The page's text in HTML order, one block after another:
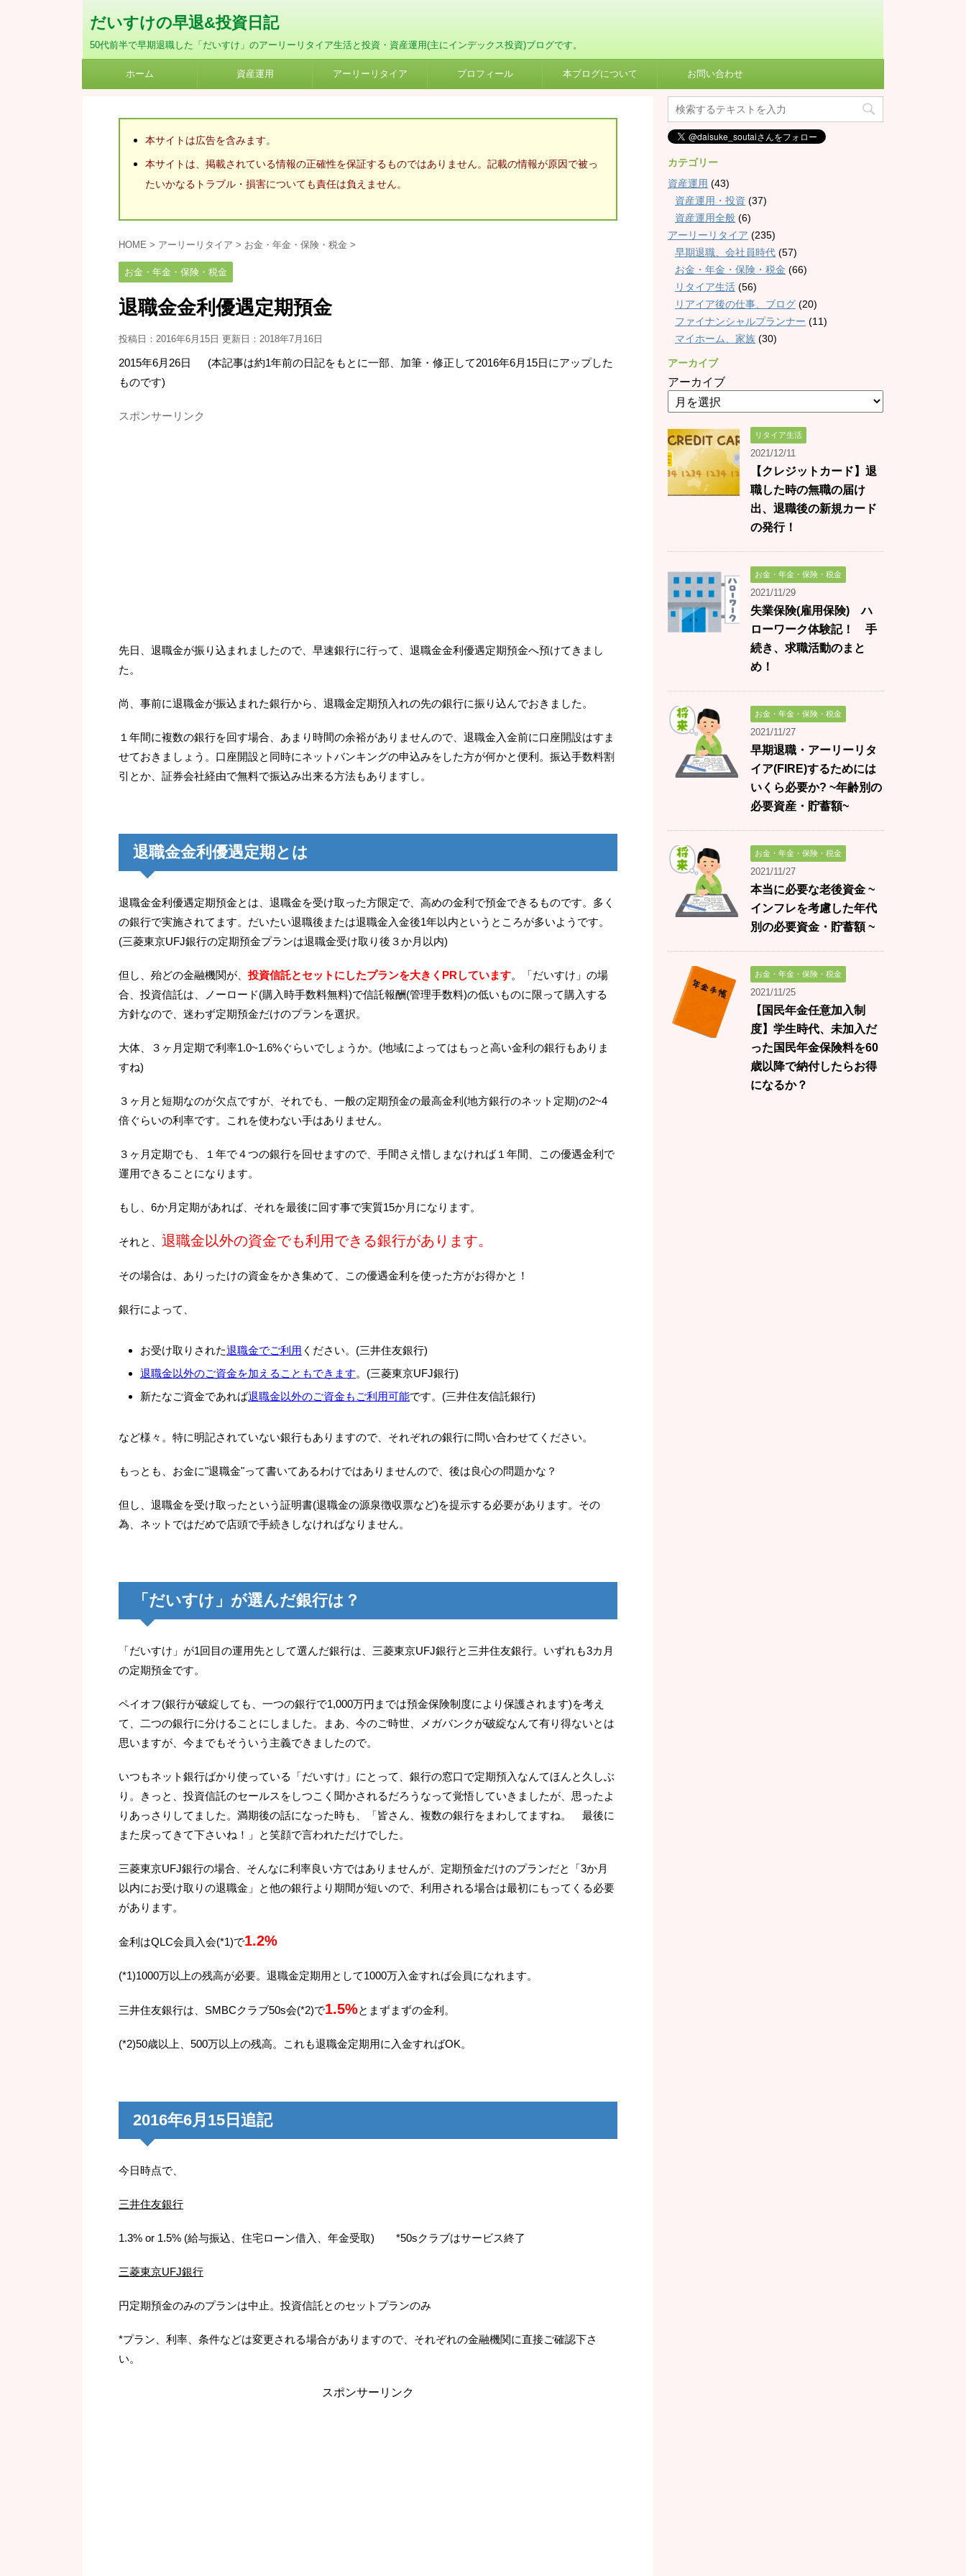
だいすけの早退&投資日記
50代前半で早期退職した「だいすけ」のアーリーリタイア生活と投資・資産運用(主にインデックス投資)ブログです。
ホーム 資産運用 アーリーリタイア プロフィール 本ブログについて お問い合わせ
本サイトは広告を含みます。
本サイトは、掲載されている情報の正確性を保証するものではありません。記載の情報が原因で被っ
たいかなるトラブル・損害についても責任は負えません。
HOME > アーリーリタイア > お金・年金・保険・税金 >
お金・年金・保険・税金
退職金金利優遇定期預金
投稿日：2016年6月15日 更新日： 2018年7月16日
2015年6月26日 (本記事は約1年前の日記をもとに一部、加筆・修正して2016年6月15日にアップした
ものです)
スポンサーリンク
先日、退職金が振り込まれましたので、早速銀行に行って、退職金金利優遇定期預金へ預けてきまし
た。
尚、事前に退職金が振込まれた銀行から、退職金定期預入れの先の銀行に振り込んでおきました。
１年間に複数の銀行を回す場合、あまり時間の余裕がありませんので、退職金入金前に口座開設はすま
せておきましょう。口座開設と同時にネットバンキングの申込みをした方が何かと便利。振込手数料割
引とか、証券会社経由で無料で振込み出来る方法もありますし。
退職金金利優遇定期とは
退職金金利優遇定期預金とは、退職金を受け取った方限定で、高めの金利で預金できるものです。多く
の銀行で実施されてます。だいたい退職後または退職金入金後1年以内というところが多いようです。
(三菱東京UFJ銀行の定期預金プランは退職金受け取り後３か月以内)
但し、殆どの金融機関が、 投資信託とセットにしたプランを大きくPRしています。「だいすけ」の場
合、投資信託は、ノーロード(購入時手数料無料)で信託報酬(管理手数料)の低いものに限って購入する
方針なので、迷わず定期預金だけのプランを選択。
大体、３ヶ月定期で利率1.0~1.6%ぐらいでしょうか。(地域によってはもっと高い金利の銀行もありま
すね)
３ヶ月と短期なのが欠点ですが、それでも、一般の定期預金の最高金利(地方銀行のネット定期)の2~4
倍ぐらいの利率です。これを使わない手はありません。
３ヶ月定期でも、１年で４つの銀行を回せますので、手間さえ惜しまなければ１年間、この優遇金利で
運用できることになります。
もし、6か月定期があれば、それを最後に回す事で実質15か月になります。
それと、 退職金以外の資金でも利用できる銀行があります。
その場合は、ありったけの資金をかき集めて、この優遇金利を使った方がお得かと！
銀行によって、
お受け取りされた退職金でご利用 ください。(三井住友銀行)
退職金以外のご資金を加えることもできます。(三菱東京UFJ銀行)
新たなご資金であれば退職金以外のご資金もご利用可能です。(三井住友信託銀行)
など様々。特に明記されていない銀行もありますので、それぞれの銀行に問い合わせてください。
もっとも、お金に"退職金"って書いてあるわけではありませんので、後は良心の問題かな？
但し、退職金を受け取ったという証明書(退職金の源泉徴収票など)を提示する必要があります。その
為、ネットではだめで店頭で手続きしなければなりません。
「だいすけ」が選んだ銀行は？
「だいすけ」が1回目の運用先として選んだ銀行は、三菱東京UFJ銀行と三井住友銀行。いずれも3カ月
の定期預金です。
ペイオフ(銀行が破綻しても、一つの銀行で1,000万円までは預金保険制度により保護されます)を考え
て、二つの銀行に分けることにしました。まあ、今のご時世、メガバンクが破綻なんて有り得ないとは
思いますが、今までもそういう主義できましたので。
いつもネット銀行ばかり使っている「だいすけ」にとって、銀行の窓口で定期預入なんてほんと久しぶ
り。きっと、投資信託のセールスをしつこく聞かされるだろうなって覚悟していきましたが、思ったよ
りあっさりしてました。満期後の話になった時も、「皆さん、複数の銀行をまわしてますね。 最後に
また戻ってきて下さいね！」と笑顔で言われただけでした。
三菱東京UFJ銀行の場合、そんなに利率良い方ではありませんが、定期預金だけのプランだと「3か月
以内にお受け取りの退職金」と他の銀行より期間が短いので、利用される場合は最初にもってくる必要
があります。
金利はQLC会員入会(*1)で1.2%
(*1)1000万以上の残高が必要。退職金定期用として1000万入金すれば会員になれます。
三井住友銀行は、SMBCクラブ50s会(*2)で1.5%とまずまずの金利。
(*2)50歳以上、500万以上の残高。これも退職金定期用に入金すればOK。
2016年6月15日追記
今日時点で、
三井住友銀行
1.3% or 1.5% (給与振込、住宅ローン借入、年金受取) *50sクラブはサービス終了
三菱東京UFJ銀行
円定期預金のみのプランは中止。投資信託とのセットプランのみ
*プラン、利率、条件などは変更される場合がありますので、それぞれの金融機関に直接ご確認下さ
い。
スポンサーリンク
カテゴリー
資産運用 (43)
資産運用・投資 (37)
資産運用全般 (6)
アーリーリタイア (235)
早期退職、会社員時代 (57)
お金・年金・保険・税金 (66)
リタイア生活 (56)
リアイア後の仕事、ブログ (20)
ファイナンシャルプランナー (11)
マイホーム、家族 (30)
アーカイブ
アーカイブ
リタイア生活
2021/12/11
【クレジットカード】退
職した時の無職の届け
出、退職後の新規カード
の発行！
お金・年金・保険・税金
2021/11/29
失業保険(雇用保険) ハ
ローワーク体験記！ 手
続き、求職活動のまと
め！
お金・年金・保険・税金
2021/11/27
早期退職・アーリーリタ
イア(FIRE)するためには
いくら必要か? ~年齢別の
必要資産・貯蓄額~
お金・年金・保険・税金
2021/11/27
本当に必要な老後資金 ~
インフレを考慮した年代
別の必要資金・貯蓄額 ~
お金・年金・保険・税金
2021/11/25
【国民年金任意加入制
度】学生時代、未加入だ
った国民年金保険料を60
歳以降で納付したらお得
になるか？